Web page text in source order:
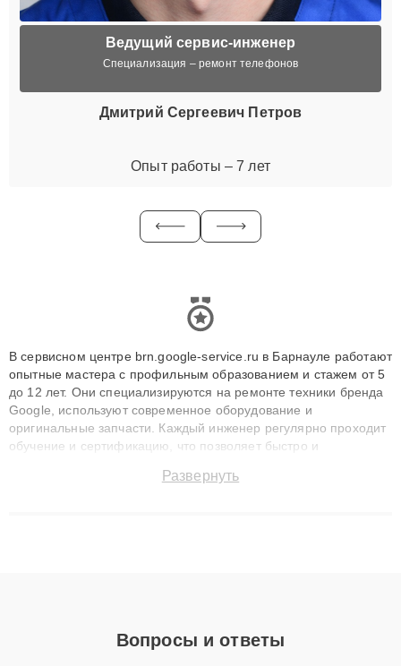
Ведущий сервис-инженер
Специализация – ремонт телефонов
Дмитрий Сергеевич Петров
Опыт работы – 7 лет
В сервисном центре brn.google-service.ru в Барнауле работают
опытные мастера с профильным образованием и стажем от 5
до 12 лет. Они специализируются на ремонте техники бренда
Google, используют современное оборудование и
оригинальные запчасти. Каждый инженер регулярно проходит
обучение и сертификацию, что позволяет быстро и
сохранением гарантии до 3 лет. Наши мастера решают
Развернуть
Вопросы и ответы